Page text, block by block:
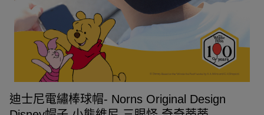
迪士尼電繡棒球帽- Norns Original Design